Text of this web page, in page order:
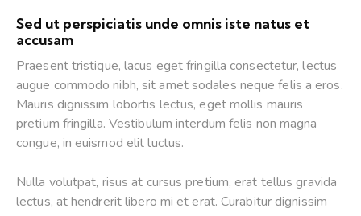
Sed ut perspiciatis unde omnis iste natus et
accusam
Praesent tristique, lacus eget fringilla consectetur, lectus
augue commodo nibh, sit amet sodales neque felis a eros.
Mauris dignissim lobortis lectus, eget mollis mauris
pretium fringilla. Vestibulum interdum felis non magna
congue, in euismod elit luctus.
Nulla volutpat, risus at cursus pretium, erat tellus gravida
lectus, at hendrerit libero mi et erat. Curabitur dignissim